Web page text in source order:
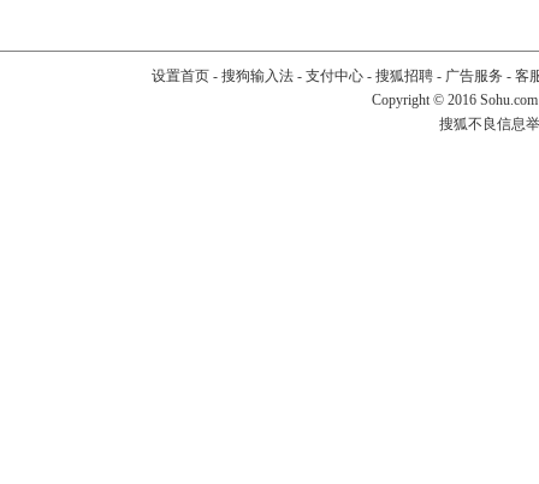
设置首页- 搜狗输入法- 支付中心- 搜狐招聘- 广告服务 - 客
Copyright © 2016
搜狐不良信息